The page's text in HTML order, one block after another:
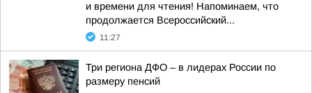
и времени для чтения! Напоминаем, что
продолжается Всероссийский...
11:27
Три региона ДФО – в лидерах России по
размеру пенсий